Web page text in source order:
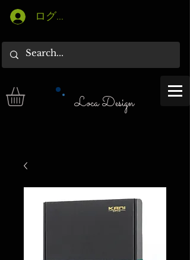
ログイン
Loca Design